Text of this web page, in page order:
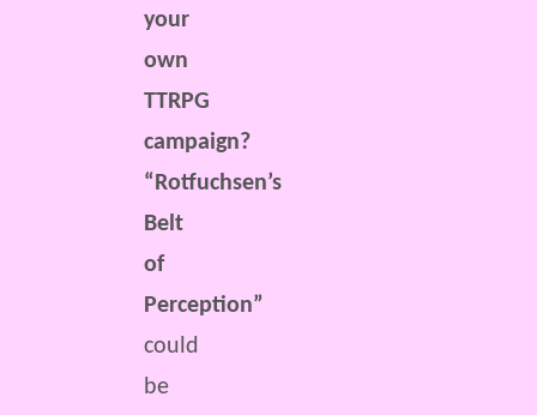
your
own
TTRPG
campaign?
“Rotfuchsen’s
Belt
of
Perception”
could
be